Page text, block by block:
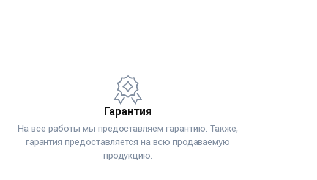
Гарантия
На все работы мы предоставляем гарантию. Также,
гарантия предоставляется на всю продаваемую
продукцию.